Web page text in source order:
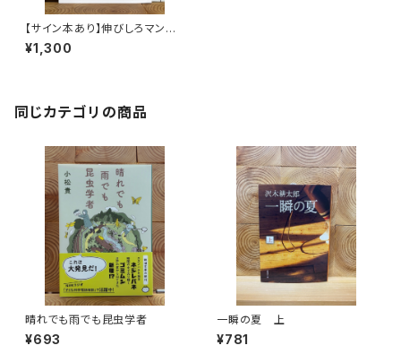
【サイン本あり】伸びしろマンが
ゆく！
¥1,300
同じカテゴリの商品
晴れでも雨でも昆虫学者
¥693
一瞬の夏 上
¥781